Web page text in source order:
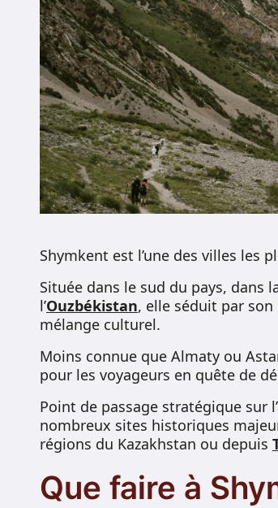
Shymkent est l’une des villes les
Située dans le sud du pays, dans
l’Ouzbékistan, elle séduit par
mélange culturel.
Moins connue que Almaty ou
pour les voyageurs en quête de
Point de passage stratégique sur
nombreux sites historiques
régions du Kazakhstan ou depuis
Que faire à